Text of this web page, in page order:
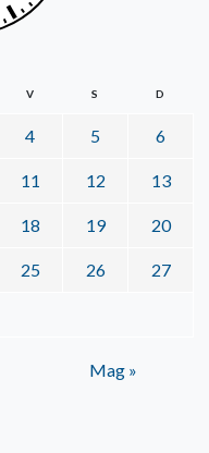
V S D
4 5 6
11 12 13
18 19 20
25 26 27
Mag »